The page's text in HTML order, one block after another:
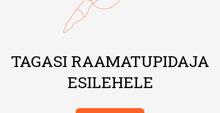
TAGASI RAAMATUPIDAJA
ESILEHELE